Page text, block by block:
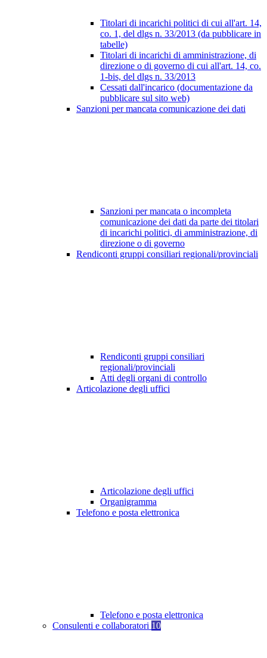
Titolari di incarichi politici di cui all'art. 14,
co. 1, del dlgs n. 33/2013 (da pubblicare in
tabelle)
Titolari di incarichi di amministrazione, di
direzione o di governo di cui all'art. 14, co.
1-bis, del dlgs n. 33/2013
Cessati dall'incarico (documentazione da
pubblicare sul sito web)
Sanzioni per mancata comunicazione dei dati
Sanzioni per mancata o incompleta
comunicazione dei dati da parte dei titolari
di incarichi politici, di amministrazione, di
direzione o di governo
Rendiconti gruppi consiliari regionali/provinciali
Rendiconti gruppi consiliari
regionali/provinciali
Atti degli organi di controllo
Articolazione degli uffici
Articolazione degli uffici
Organigramma
Telefono e posta elettronica
Telefono e posta elettronica
Consulenti e collaboratori 10